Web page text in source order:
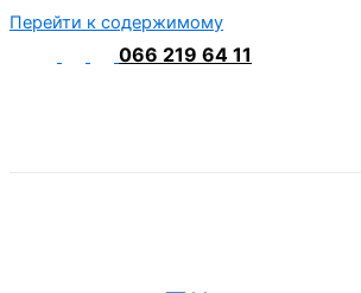
Перейти к содержимому
066 219 64 11